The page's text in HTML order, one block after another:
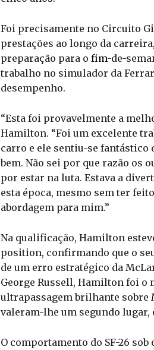
Foi precisamente no Circuito
prestações ao longo da
preparação para o fim-de-
trabalho no simulador da
desempenho.
“Esta foi provavelmente a
Hamilton. “Foi um excelente
carro e ele sentiu-se fantástico
bem. Não sei por que razão os
por estar na luta. Estava a
esta época, mesmo sem ter
abordagem para mim.”
Na qualificação, Hamilton
position, confirmando que o
de um erro estratégico da
George Russell, Hamilton foi o
ultrapassagem brilhante sobre
valeram-lhe um segundo lugar,
O comportamento do SF-26